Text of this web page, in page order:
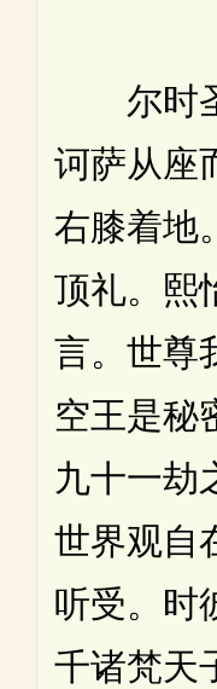
尔时圣
诃萨从座
右膝着地
顶礼。熙
言。世尊
空王是秘
九十一劫
世界观自
听受。时
千诸梵天